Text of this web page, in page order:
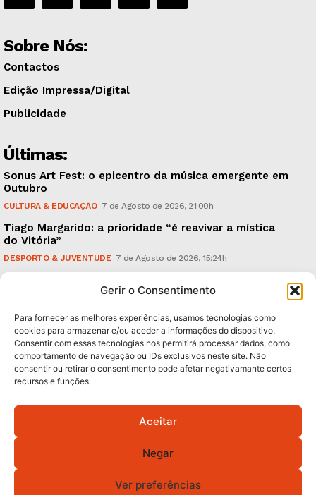
Gerir o Consentimento
Para fornecer as melhores experiências, usamos tecnologias como
cookies para armazenar e/ou aceder a informações do dispositivo.
Consentir com essas tecnologias nos permitirá processar dados, como
comportamento de navegação ou IDs exclusivos neste site. Não
consentir ou retirar o consentimento pode afetar negativamante certos
recursos e funções.
Aceitar
Negar
Ver preferências
Sobre Nós:
Contactos
Edição Impressa/Digital
Publicidade
Últimas:
Sonus Art Fest: o epicentro da música emergente em
Outubro
CULTURA & EDUCAÇÃO 7 de Agosto de 2026, 21:00h
Tiago Margarido: a prioridade “é reavivar a mística
do Vitória”
DESPORTO & JUVENTUDE 7 de Agosto de 2026, 15:24h
caudais e antecipa situações de risco
Subscreva Newsletter:
QUERO ADERIR
Política de Privacidade